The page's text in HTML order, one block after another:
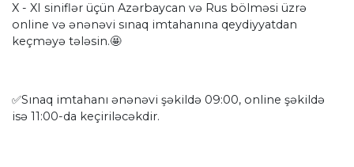
X - XI siniflər üçün Azərbaycan və Rus bölməsi üzrə
online və ənənəvi sınaq imtahanına qeydiyyatdan
keçməyə tələsin.🤩
✅Sınaq imtahanı ənənəvi şəkildə 09:00, online şəkildə
isə 11:00-da keçiriləcəkdir.